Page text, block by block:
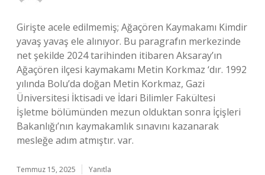
Girişte acele edilmemiş; Ağaçören Kaymakamı Kimdir
yavaş yavaş ele alınıyor. Bu paragrafın merkezinde
net şekilde 2024 tarihinden itibaren Aksaray’ın
Ağaçören ilçesi kaymakamı Metin Korkmaz ‘dır. 1992
yılında Bolu’da doğan Metin Korkmaz, Gazi
Üniversitesi İktisadi ve İdari Bilimler Fakültesi
İşletme bölümünden mezun olduktan sonra İçişleri
Bakanlığı’nın kaymakamlık sınavını kazanarak
mesleğe adım atmıştır. var.
Temmuz 15, 2025 Yanıtla